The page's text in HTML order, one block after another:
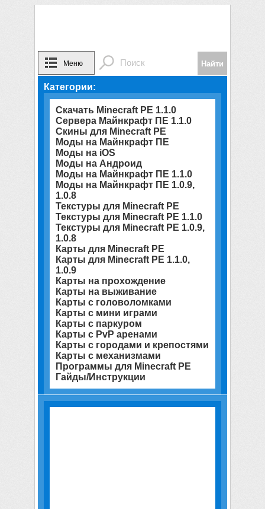
Меню
Категории:
Скачать Minecraft PE 1.1.0
Сервера Майнкрафт ПЕ 1.1.0
Скины для Minecraft PE
Моды на Майнкрафт ПЕ
Моды на iOS
Моды на Андроид
Моды на Майнкрафт ПЕ 1.1.0
Моды на Майнкрафт ПЕ 1.0.9,
1.0.8
Текстуры для Minecraft PE
Текстуры для Minecraft PE 1.1.0
Текстуры для Minecraft PE 1.0.9,
1.0.8
Карты для Minecraft PE
Карты для Minecraft PE 1.1.0,
1.0.9
Карты на прохождение
Карты на выживание
Карты с головоломками
Карты с мини играми
Карты с паркуром
Карты с PvP аренами
Карты с городами и крепостями
Карты с механизмами
Программы для Minecraft PE
Гайды/Инструкции